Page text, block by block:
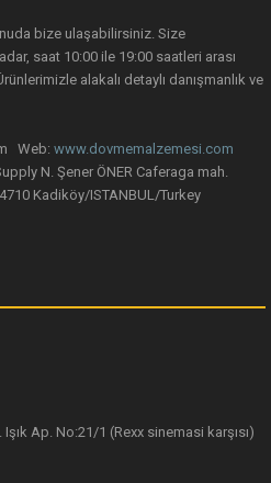
bize ulaşabilirsiniz. Size
saat 10:00 ile 19:00 saatleri arası
alakalı detaylı danışmanlık ve
Web: www.dovmemalzemesi.com
N. Şener ÖNER Caferaga mah.
Kadiköy/ISTANBUL/Turkey
Ap. No:21/1 (Rexx sinemasi karşısı)